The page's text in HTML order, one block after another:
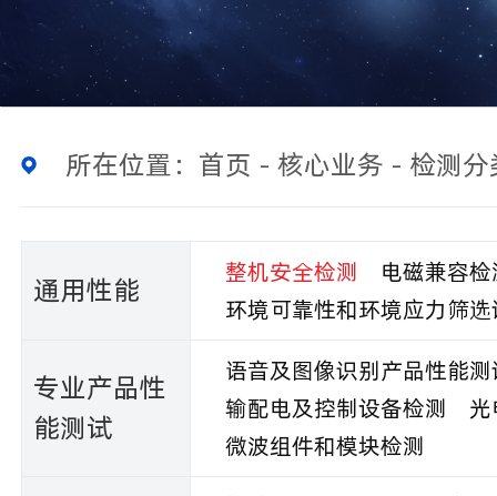
所在位置： 首页 - 核心业务 - 检测分
通用性能
整机安全检测
电磁兼容
环境可靠性和环境应力筛
专业产品性
能测试
语音及图像识别产品性能
输配电及控制设备检测
微波组件和模块检测